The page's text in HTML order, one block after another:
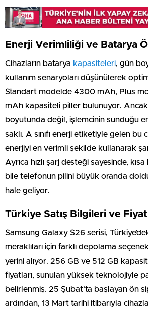
Enerji Verimliliği ve Batarya
Cihazların batarya kapasiteleri, gün
kullanım senaryoları düşünülerek
Standart modelde 4300 mAh, Plus
mAh kapasiteli piller bulunuyor. Ancak
boyutunda değil, işlemcinin sunduğu
saklı. A sınıfı enerji etiketiyle gelen bu
enerjiyi en verimli şekilde kullanarak
Ayrıca hızlı şarj desteği sayesinde,
bile telefonun pilini büyük oranda
hale geliyor.
Türkiye Satış Bilgileri ve
Samsung Galaxy S26 serisi,
meraklıları için farklı depolama
yerini alıyor. 256 GB ve 512 GB
fiyatları, sunulan yüksek teknolojiyle
belirlenmiş. 25 Şubat’ta başlayan ön
ardından, 13 Mart tarihi itibarıyla